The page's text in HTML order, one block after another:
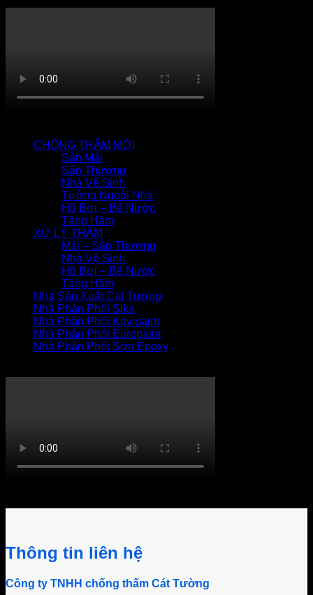
CHỐNG THẤM MỚI
Sàn Mái
Sân Thượng
Nhà Vệ Sinh
Tường Ngoài Nhà
Hồ Bơi – Bể Nước
Tầng Hầm
XỬ LÝ THẤM
Mái – Sân Thượng
Nhà Vệ Sinh
Hồ Bơi – Bể Nước
Tầng Hầm
Nhà Sản Xuất Cát Tường
Nhà Phân Phối Sika
Nhà Phân Phối Kovipaint
Nhà Phân Phối Europaint
Nhà Phân Phối Sơn Epoxy
Thông tin liên hệ
Công ty TNHH chống thấm Cát Tường